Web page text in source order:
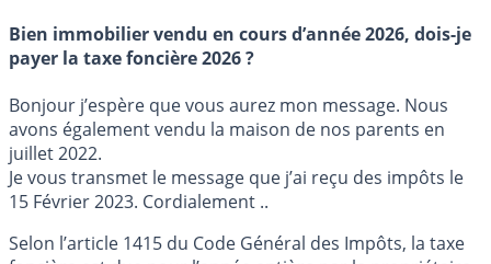
Bien immobilier vendu en cours d’année 2026, dois-je
payer la taxe foncière 2026 ?
Bonjour j’espère que vous aurez mon message. Nous
avons également vendu la maison de nos parents en
juillet 2022.
Je vous transmet le message que j’ai reçu des impôts le
15 Février 2023. Cordialement ..
Selon l’article 1415 du Code Général des Impôts, la taxe